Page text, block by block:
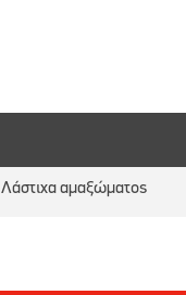
Λάστιχα αμαξώματος